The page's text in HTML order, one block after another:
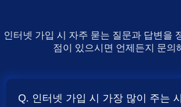
인터넷 가입 시 자주 묻는 질문과 답변을
점이 있으시면 언제든지 문의
Q. 인터넷 가입 시 가장 많이 주는